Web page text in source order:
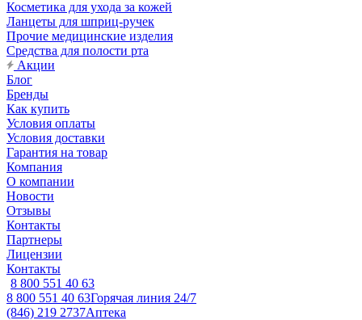
Косметика для ухода за кожей
Ланцеты для шприц-ручек
Прочие медицинские изделия
Средства для полости рта
Акции
Блог
Бренды
Как купить
Условия оплаты
Условия доставки
Гарантия на товар
Компания
О компании
Новости
Отзывы
Контакты
Партнеры
Лицензии
Контакты
8 800 551 40 63
8 800 551 40 63Горячая линия 24/7
(846) 219 2737Аптека